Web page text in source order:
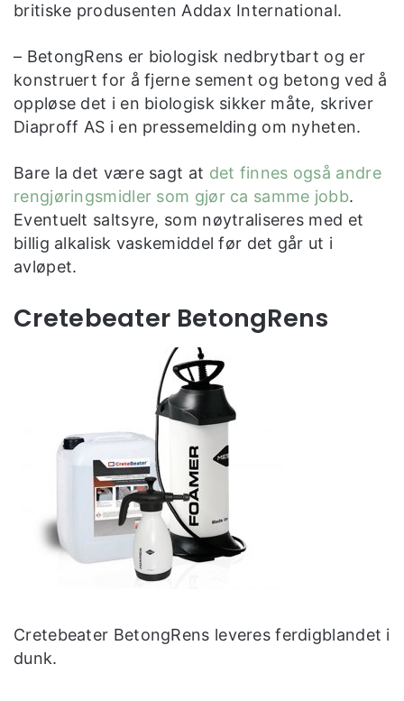
britiske produsenten Addax International.
– BetongRens er biologisk nedbrytbart og er
konstruert for å fjerne sement og betong ved å
oppløse det i en biologisk sikker måte, skriver
Diaproff AS i en pressemelding om nyheten.
Bare la det være sagt at det finnes også andre
rengjøringsmidler som gjør ca samme jobb.
Eventuelt saltsyre, som nøytraliseres med et
billig alkalisk vaskemiddel før det går ut i
avløpet.
Cretebeater BetongRens
Cretebeater BetongRens leveres ferdigblandet i
dunk.